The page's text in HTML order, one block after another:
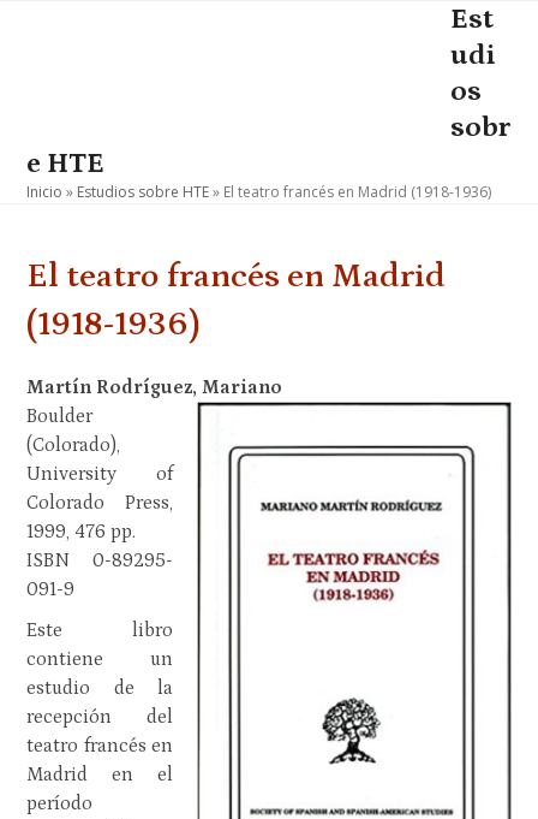
Est
udi
os
sobr
e HTE
Inicio » Estudios sobre HTE» El teatro francés en Madrid (1918-1936)
El teatro francés en Madrid
(1918-1936)
Martín Rodríguez, Mariano
Boulder
(Colorado),
University of
Colorado Press,
1999, 476 pp.
ISBN 0-89295-
091-9
Este libro
contiene un
estudio de la
recepción del
teatro francés en
Madrid en el
período